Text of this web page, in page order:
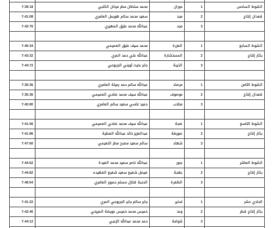
الشوط السادس 1 حوران محمد سلطان مطر مرخان الكتبي
7:39:18
قعدان إنتاج
2 مجد سعيد محمد سالم هويمل العامري
7:41:08
3
مجد عبدالله محمد عتيق المهيري 7:42:70
الشوط السابع 1 العزرة محمد سيف عتيق العميمي
7:40:34
بكار إنتاج
2 المستشارة عبدالله علي حمد المري
7:43:32
3
الذيبة جابر بخيت ثويني الجربوعي 7:44:72
الشوط الثامن 1 مرصاد عبدالله سالم حمد رميلة العامري
7:35:36
قعدان إنتاج
2 موصوف عبدالله سيف محمد ضاحي العميمي
7:35:36
3
مخلاب حميد غاسي سعيد سالم العامري 7:40:80
الشوط التاسع 1 ضجة عبدالله سيف محمد ضاحي العميمي
7:41:56
بكار إنتاج
2 صويغة عبدالعزيز خالد عبدالله العطية
7:41:86
3
شهاد سالم سعيد مصبح مطر النعيمي 7:47:60
الشوط العاشر 1 بحور عبدالله ناصر سعيد محمد العيدة
7:44:62
بكار إنتاج
2 بهجة فيصل شفيع سعيد شفيع الفهيده
7:44:82
3
الظفرة الدحبة قنازل مسلم حمرور العامري 7:48:04
الحادي عشر 1 تحذير جابر سالم جابر الجربوعي المري
7:41:22
بكار إنتاج قطر
2 وعد خميس محمد خميس عويضة المريخي
7:42:40
3
شوامة حمد محمد عبدالله الزعبي 7:44:12